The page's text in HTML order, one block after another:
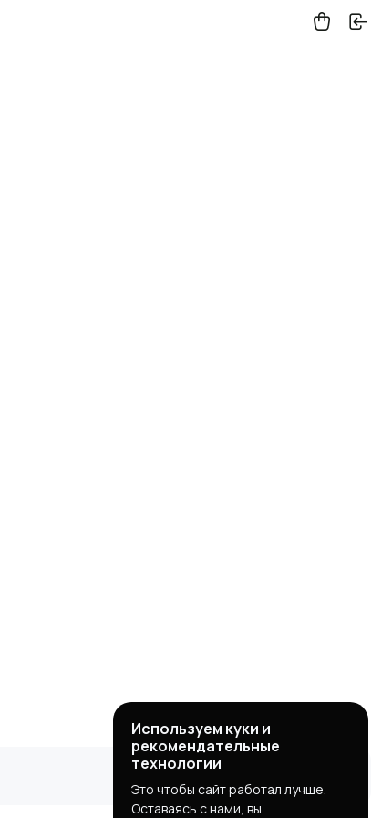
Используем куки и
рекомендательные
технологии
Это чтобы сайт работал лучше.
Оставаясь с нами, вы